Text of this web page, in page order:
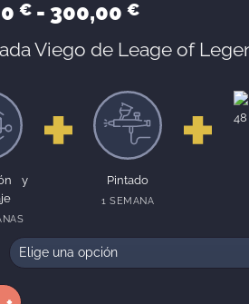
€ - 300,00 €Rango
precios:
200,00 €
hasta
300,00 €
Viego de Leage of
y
Pintado
1 SEMANA
cantidad